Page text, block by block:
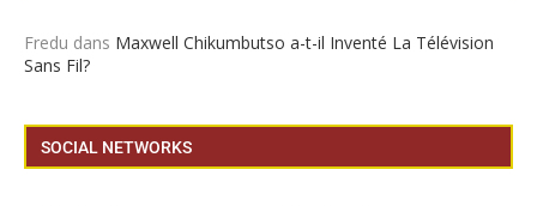
Fredu dans Maxwell Chikumbutso a-t-il Inventé La Télévision
Sans Fil?
SOCIAL NETWORKS